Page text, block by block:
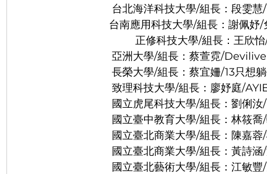
台北海洋科技大學/組長：段雯慧/
台南應用科技大學/組長：謝佩妤
正修科技大學/組長：王欣
亞洲大學/組長：蔡萱霓/
長榮大學/組長：蔡宜姍/13只想躺
致理科技大學/組長：廖妤庭/
國立虎尾科技大學/組長：劉俐汝/
國立臺中教育大學/組長：林筱喬/
國立臺北商業大學/組長：陳嘉蓉/
國立臺北商業大學/組長：黃詩涵/
國立臺北藝術大學/組長：江敏豐/